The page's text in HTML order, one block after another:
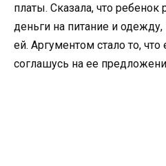
платы. Сказала, что ребенок
деньги на питание и
ей. Аргументом стало то,
соглашусь на ее